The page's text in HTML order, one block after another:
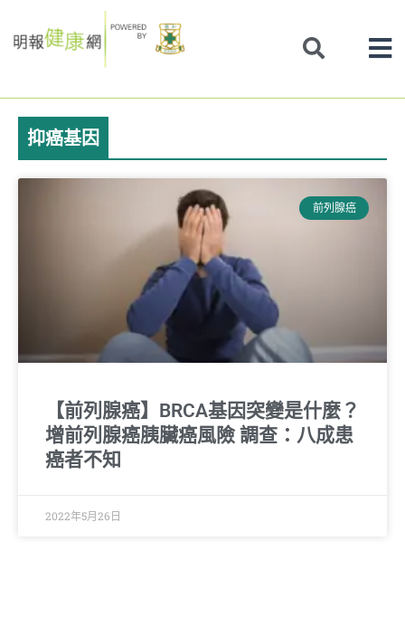
to
抑癌基因
前列腺癌
【前列腺癌】BRCA基因突變是什麼？
增前列腺癌胰臟癌風險 調查：八成患
癌者不知
2022年5月26日